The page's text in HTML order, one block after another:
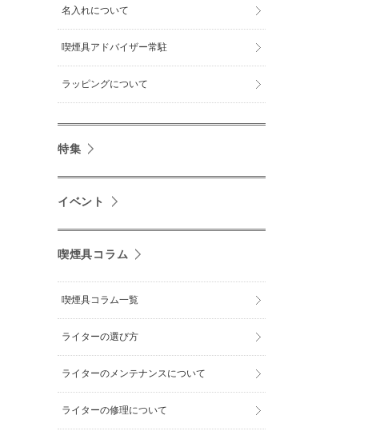
名入れについて
喫煙具アドバイザー常駐
ラッピングについて
特集
イベント
喫煙具コラム
喫煙具コラム一覧
ライターの選び方
ライターのメンテナンスについて
ライターの修理について